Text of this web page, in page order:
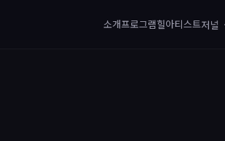
소개프로그램힐아티스트저널